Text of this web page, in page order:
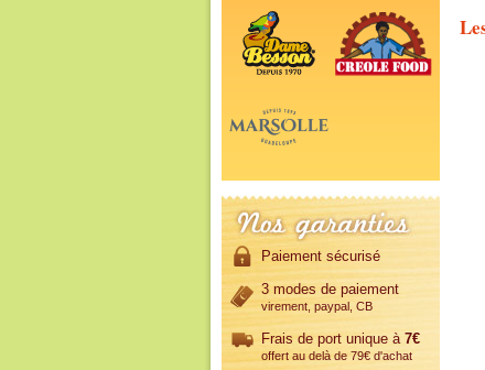
Paiement sécurisé
3 modes de paiement
virement, paypal, CB
Frais de port unique à 7€
offert au delà de 79€ d'achat